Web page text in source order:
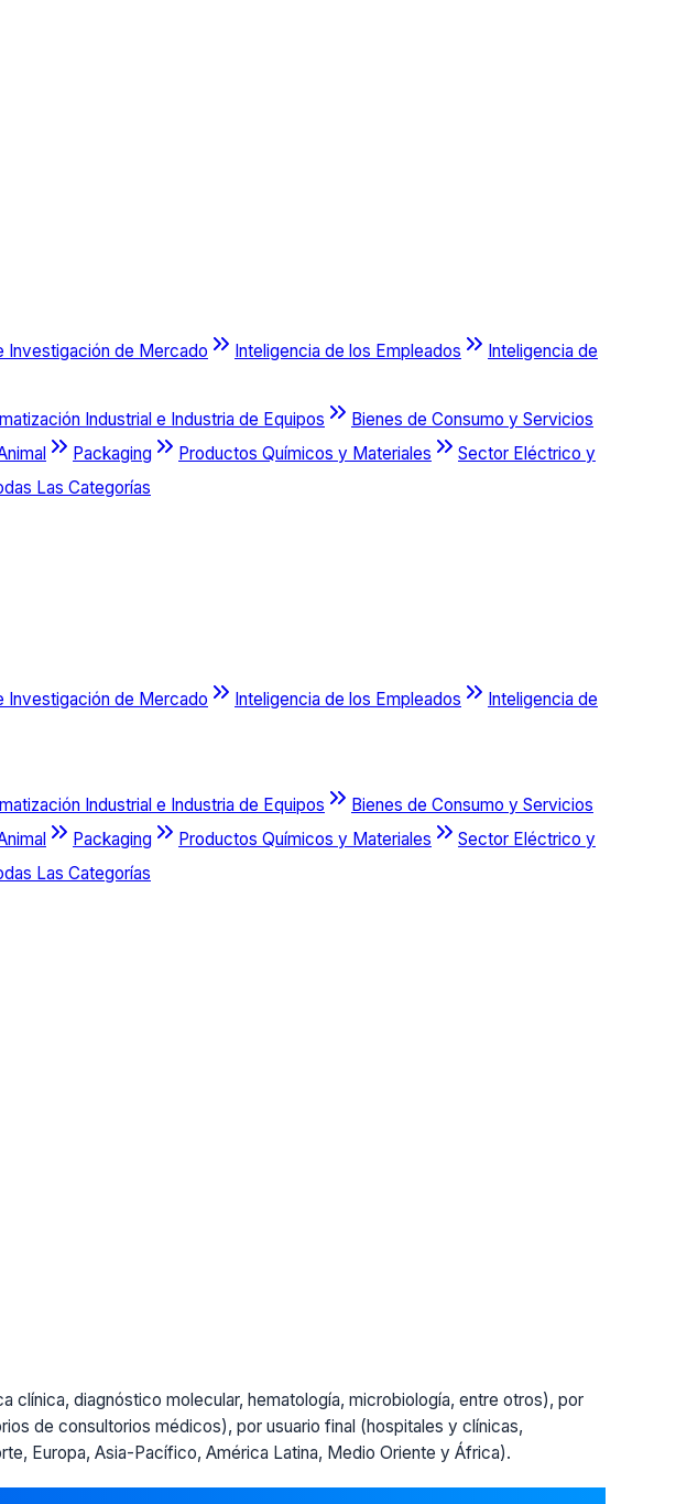
Investigación de Mercado Inteligencia de los Empleados
Inteligencia de
Industrial e Industria de Equipos
Bienes de Consumo y Servicios
Packaging Productos Químicos y Materiales
Sector Eléctrico y
Las Categorías
Investigación de Mercado Inteligencia de los Empleados
Inteligencia de
Industrial e Industria de Equipos
Bienes de Consumo y Servicios
Packaging Productos Químicos y Materiales
Sector Eléctrico y
Las Categorías
clínica, diagnóstico molecular, hematología, microbiología, entre otros), por
de consultorios médicos), por usuario final (hospitales y clínicas,
Europa, Asia-Pacífico, América Latina, Medio Oriente y África).